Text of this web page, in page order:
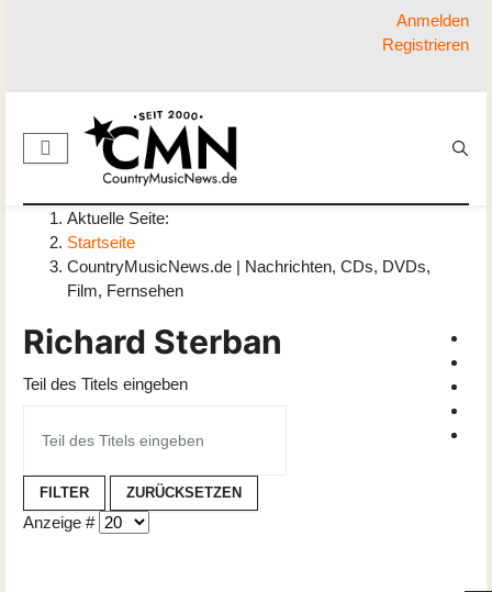
Anmelden
Registrieren
Aktuelle Seite:
Startseite
CountryMusicNews.de | Nachrichten, CDs, DVDs,
Film, Fernsehen
Richard Sterban
Teil des Titels eingeben
FILTER ZURÜCKSETZEN
Anzeige #